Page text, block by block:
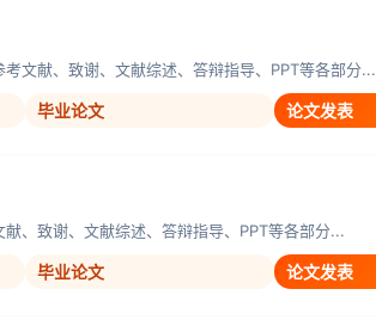
文献、致谢、文献综述、答辩指导、PPT等各部分...
毕业论文 论文发表
、致谢、文献综述、答辩指导、PPT等各部分...
毕业论文 论文发表